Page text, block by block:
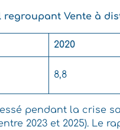
regroupant Vente à
2020
8,8
pendant la crise
2023 et 2025).